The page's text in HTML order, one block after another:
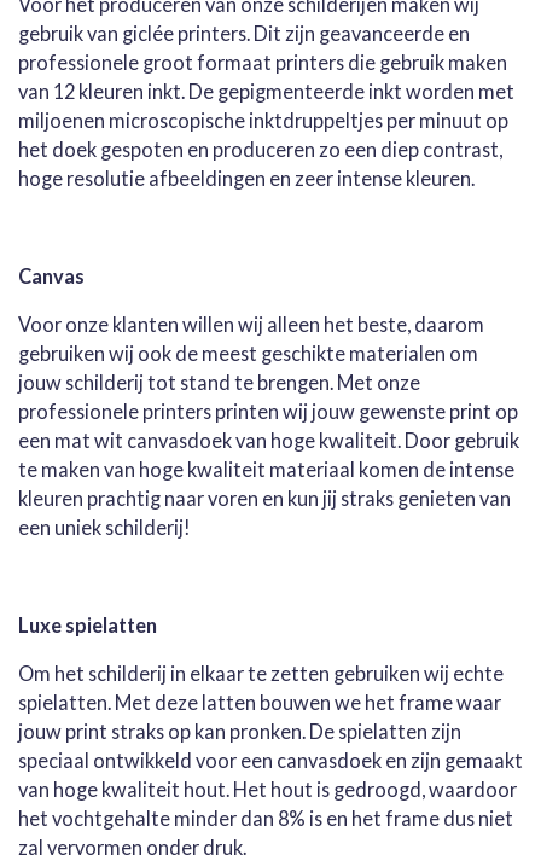
Voor het produceren van onze schilderijen maken wij
gebruik van giclée printers. Dit zijn geavanceerde en
professionele groot formaat printers die gebruik maken
van 12 kleuren inkt. De gepigmenteerde inkt worden met
miljoenen microscopische inktdruppeltjes per minuut op
het doek gespoten en produceren zo een diep contrast,
hoge resolutie afbeeldingen en zeer intense kleuren.
Canvas
Voor onze klanten willen wij alleen het beste, daarom
gebruiken wij ook de meest geschikte materialen om
jouw schilderij tot stand te brengen. Met onze
professionele printers printen wij jouw gewenste print op
een mat wit canvasdoek van hoge kwaliteit. Door gebruik
te maken van hoge kwaliteit materiaal komen de intense
kleuren prachtig naar voren en kun jij straks genieten van
een uniek schilderij!
Luxe spielatten
Om het schilderij in elkaar te zetten gebruiken wij echte
spielatten. Met deze latten bouwen we het frame waar
jouw print straks op kan pronken. De spielatten zijn
speciaal ontwikkeld voor een canvasdoek en zijn gemaakt
van hoge kwaliteit hout. Het hout is gedroogd, waardoor
het vochtgehalte minder dan 8% is en het frame dus niet
zal vervormen onder druk.